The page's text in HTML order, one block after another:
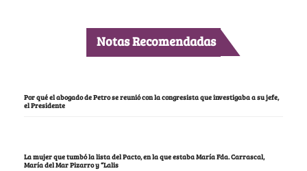
Notas Recomendadas
Por qué el abogado de Petro se reunió con la congresista que investigaba a su jefe,
el Presidente
La mujer que tumbó la lista del Pacto, en la que estaba María Fda. Carrascal,
María del Mar Pizarro y “Lalis